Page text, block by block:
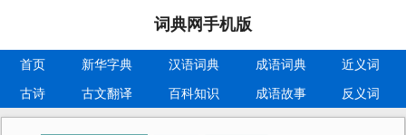
词典网手机版
首页 新华字典 汉语词典 成语词典
近义词
古诗
古文翻译 百科知识 成语故事 反义词